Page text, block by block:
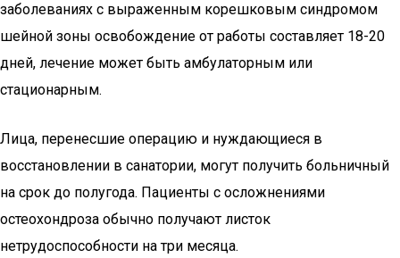
заболеваниях с выраженным корешковым синдромом
шейной зоны освобождение от работы составляет 18-20
дней, лечение может быть амбулаторным или
стационарным.
Лица, перенесшие операцию и нуждающиеся в
восстановлении в санатории, могут получить больничный
на срок до полугода. Пациенты с осложнениями
остеохондроза обычно получают листок
нетрудоспособности на три месяца.